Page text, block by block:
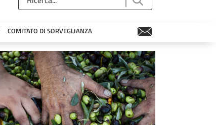
COMITATO DI SORVEGLIANZA